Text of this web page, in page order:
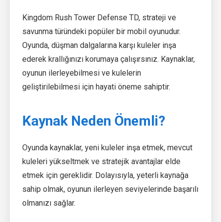
Kingdom Rush Tower Defense TD, strateji ve
savunma türündeki popüler bir mobil oyunudur.
Oyunda, düşman dalgalarına karşı kuleler inşa
ederek krallığınızı korumaya çalışırsınız. Kaynaklar,
oyunun ilerleyebilmesi ve kulelerin
geliştirilebilmesi için hayati öneme sahiptir.
Kaynak Neden Önemli?
Oyunda kaynaklar, yeni kuleler inşa etmek, mevcut
kuleleri yükseltmek ve stratejik avantajlar elde
etmek için gereklidir. Dolayısıyla, yeterli kaynağa
sahip olmak, oyunun ilerleyen seviyelerinde başarılı
olmanızı sağlar.